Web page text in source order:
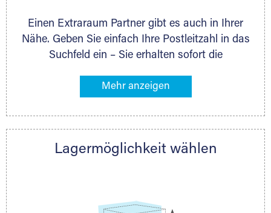
Einen Extraraum Partner gibt es auch in Ihrer
Nähe. Geben Sie einfach Ihre Postleitzahl in das
Suchfeld ein – Sie erhalten sofort die
Lagermöglichkeiten in Ihrer Nähe. An zahlreichen
direkt online mieten. Gibt es Extraraum noch
nächstgelegenen Partner und besprechen alles
Lagermöglichkeit wählen